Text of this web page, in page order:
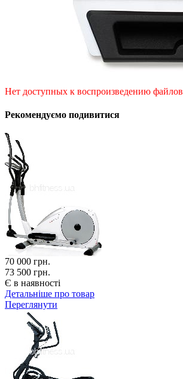
Нет доступных к воспроизведению файлов
Рекомендуємо подивитися
70 000 грн.
73 500 грн.
Є в наявності
Детальніше про товар
Переглянути